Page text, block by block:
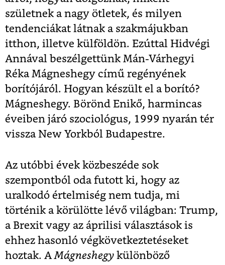
születnek a nagy ötletek, és milyen
tendenciákat látnak a szakmájukban
itthon, illetve külföldön. Ezúttal Hidvégi
Annával beszélgettünk Mán-Várhegyi
Réka Mágneshegy című regényének
borítójáról. Hogyan készült el a borító?
Mágneshegy. Börönd Enikő, harmincas
éveiben járó szociológus, 1999 nyarán tér
vissza New Yorkból Budapestre.
Az utóbbi évek közbeszéde sok
szempontból oda futott ki, hogy az
uralkodó értelmiség nem tudja, mi
történik a körülötte lévő világban: Trump,
a Brexit vagy az áprilisi választások is
ehhez hasonló végkövetkeztetéseket
hoztak. AMágneshegy különböző